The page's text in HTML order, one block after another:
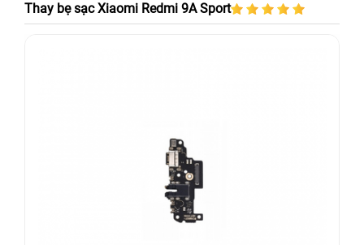
Thay bẹ sạc Xiaomi Redmi 9A Sport